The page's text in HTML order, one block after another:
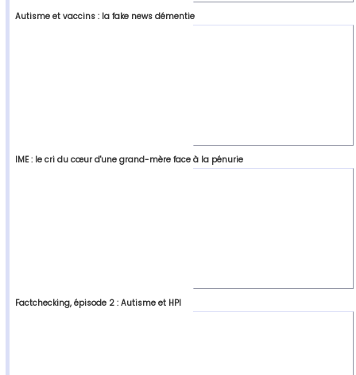
Autisme et vaccins : la fake news démentie
IME : le cri du cœur d'une grand-mère face à la pénurie
Factchecking, épisode 2 : Autisme et HPI